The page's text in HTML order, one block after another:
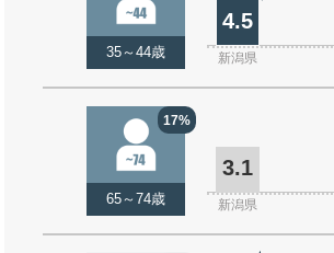
35～44歳
4.5
新潟県
17%
65～74歳
3.1
新潟県